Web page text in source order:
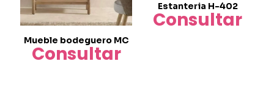
Mueble bodeguero MC
Consultar
Estanteria H-402
Consultar